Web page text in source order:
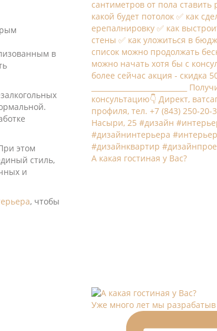
в
этом
стиль,
и
, чтобы
А какая гостиная у Вас?
Уже много лет мы разрабатыв